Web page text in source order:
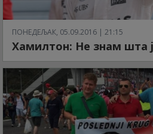
ПОНЕДЕЉАК, 05.09.2016 | 21:15
Хамилтон: Не знам шта